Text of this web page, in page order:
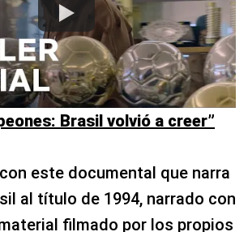
Brasil volvió a creer”
este documental que narra
al título de 1994, narrado con
filmado por los propios